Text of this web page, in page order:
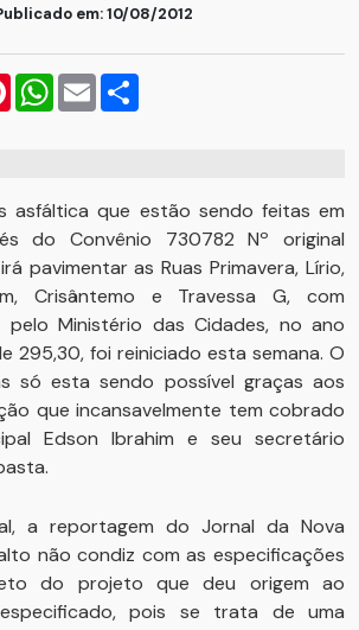
em: 10/08/2012
PinterestWhatsApp
Email
asfáltica que estão sendo feitas em
do Convênio 730782 Nº original
pavimentar as Ruas Primavera, Lírio,
Crisântemo e Travessa G, com
pelo Ministério das Cidades, no ano
295,30, foi reiniciado esta semana. O
só esta sendo possível graças aos
que incansavelmente tem cobrado
Edson Ibrahim e seu secretário
a reportagem do Jornal da Nova
não condiz com as especificações
do projeto que deu origem ao
pois se trata de uma